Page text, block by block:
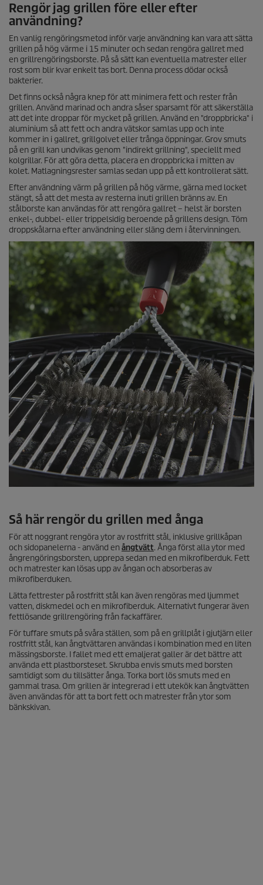
Rengör jag grillen före eller efter
användning?
En vanlig rengöringsmetod inför varje användning kan vara att sätta
grillen på hög värme i 15 minuter och sedan rengöra gallret med
en grillrengöringsborste. På så sätt kan eventuella matrester eller
rost som blir kvar enkelt tas bort. Denna process dödar också
bakterier.
Det finns också några knep för att minimera fett och rester från
grillen. Använd marinad och andra såser sparsamt för att säkerställa
att det inte droppar för mycket på grillen. Använd en "droppbricka" i
aluminium så att fett och andra vätskor samlas upp och inte
kommer in i gallret, grillgolvet eller trånga öppningar. Grov smuts
på en grill kan undvikas genom "indirekt grillning", speciellt med
kolgrillar. För att göra detta, placera en droppbricka i mitten av
kolet. Matlagningsrester samlas sedan upp på ett kontrollerat sätt.
Efter användning värm på grillen på hög värme, gärna med locket
stängt, så att det mesta av resterna inuti grillen bränns av. En
stålborste kan användas för att rengöra gallret – helst är borsten
enkel-, dubbel- eller trippelsidig beroende på grillens design. Töm
droppskålarna efter användning eller släng dem i återvinningen.
Så här rengör du grillen med ånga
För att noggrant rengöra ytor av rostfritt stål, inklusive grillkåpan
och sidopanelerna - använd enångtvätt. Ånga först alla ytor med
ångrengöringsborsten, upprepa sedan med en mikrofiberduk. Fett
och matrester kan lösas upp av ångan och absorberas av
mikrofiberduken.
Lätta fettrester på rostfritt stål kan även rengöras med ljummet
vatten, diskmedel och en mikrofiberduk. Alternativt fungerar även
fettlösande grillrengöring från fackaffärer.
För tuffare smuts på svåra ställen, som på en grillplåt i gjutjärn eller
rostfritt stål, kan ångtvättaren användas i kombination med en liten
mässingsborste. I fallet med ett emaljerat galler är det bättre att
använda ett plastborsteset. Skrubba envis smuts med borsten
samtidigt som du tillsätter ånga. Torka bort lös smuts med en
gammal trasa. Om grillen är integrerad i ett utekök kan ångtvätten
även användas för att ta bort fett och matrester från ytor som
bänkskivan.